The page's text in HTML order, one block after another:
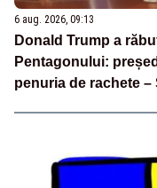
6 aug. 2026, 09:13
Donald Trump a
Pentagonului:
penuria de rachete –